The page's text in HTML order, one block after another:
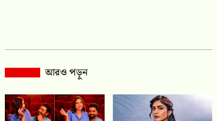
আরও পড়ুন